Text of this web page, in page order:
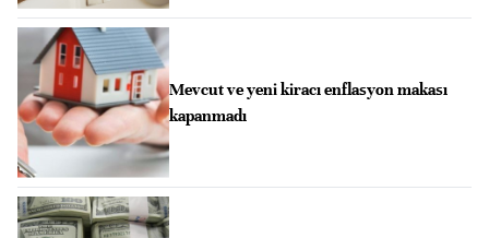
Mevcut ve yeni kiracı enflasyon makası
kapanmadı